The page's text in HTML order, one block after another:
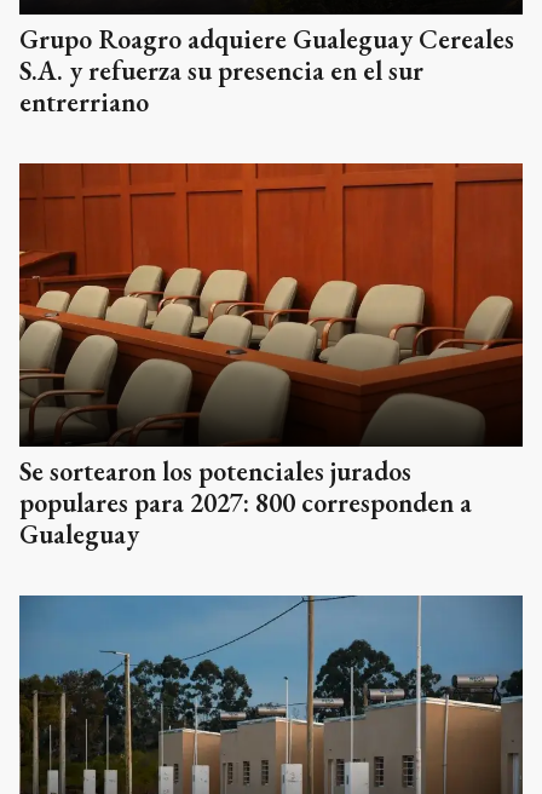
Grupo Roagro adquiere Gualeguay Cereales
S.A. y refuerza su presencia en el sur
entrerriano
Se sortearon los potenciales jurados
populares para 2027: 800 corresponden a
Gualeguay